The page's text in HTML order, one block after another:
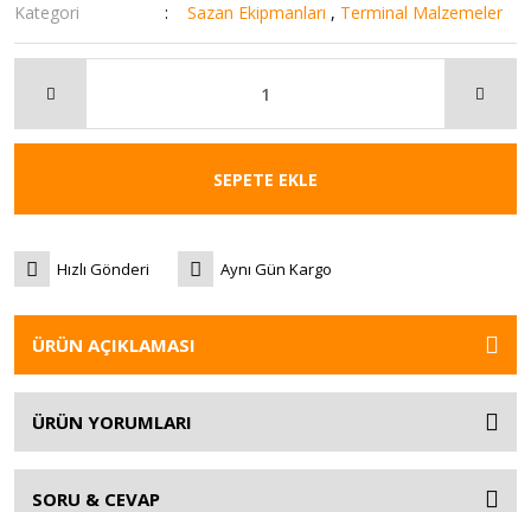
Kategori Sazan Ekipmanları , Terminal Malzemeler
SEPETE EKLE
Hızlı Gönderi Aynı Gün Kargo
ÜRÜN AÇIKLAMASI
ÜRÜN YORUMLARI
SORU & CEVAP